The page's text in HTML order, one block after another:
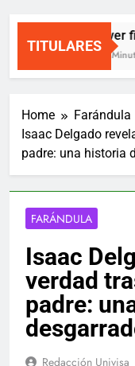
TITULARES
River
34
Home
Farándula
Isaac Delgado
padre: una historia
FARÁNDULA
Isaac
verdad
padre:
Redacción Univisa